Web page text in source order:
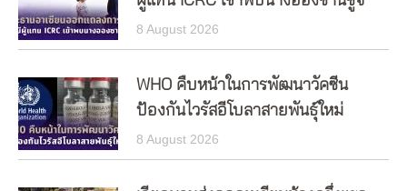
8 August 2026
WHO คืบหน้าในการพัฒนาวัคซีน
ป้องกันไวรัสอีโบลาสายพันธุ์ใหม่
8 August 2026